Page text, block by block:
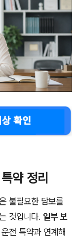
약 정리
불필요한 담보를
것입니다. 일부 보
전 특약과 연계해